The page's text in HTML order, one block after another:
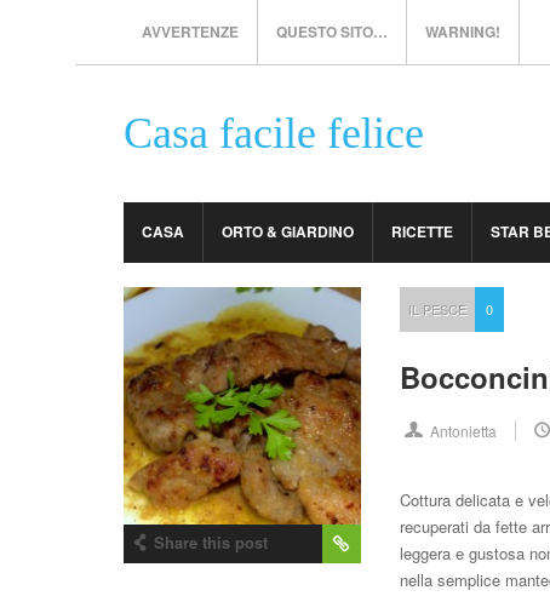
AVVERTENZE QUESTO SITO… WARNING!
Casa facile felice
CASA ORTO & GIARDINO RICETTE STAR
Share this post
IL PESCE 0
Antonietta
Cottura delicata e
recuperati da fette
leggera e gustosa
nella semplice